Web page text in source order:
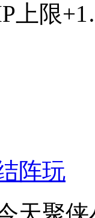
上限
阵玩